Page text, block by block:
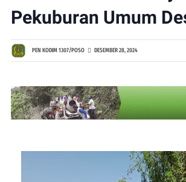
Pekuburan Umum
PEN KODIM 1307/POSO DESEMBER 28, 2024